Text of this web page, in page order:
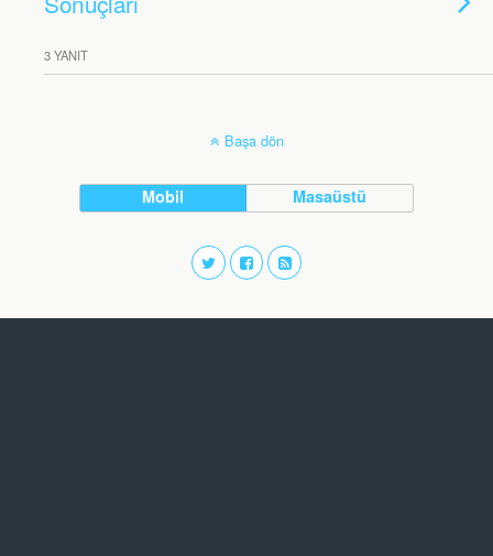
3 YANIT
Başa dön
Mobil Masaüstü